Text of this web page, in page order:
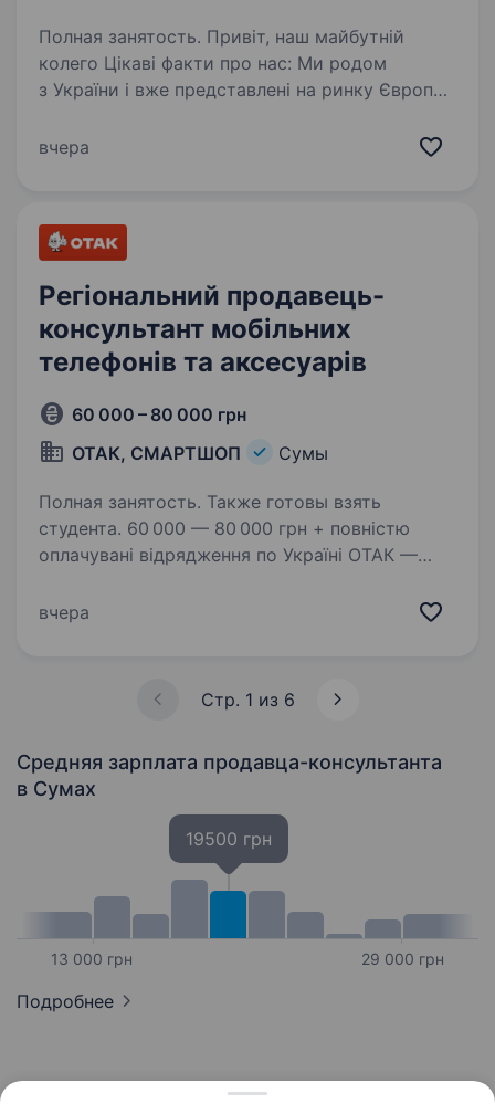
Полная занятость. Привіт, наш майбутній
колего Цікаві факти про нас: Ми родом
з України і вже представлені на ринку Європи,
та Іспанії; Мережа фірмових салонів 600+
вчера
Регіональний продавець-
консультант мобільних
телефонів та аксесуарів
60 000 – 80 000 грн
ОТАК, СМАРТШОП
Сумы
Полная занятость. Также готовы взять
студента. 60 000 — 80 000 грн + повністю
оплачувані відрядження по Україні ОТАК —
заробляти, подорожувати та будувати кар'єру
вчера
Стр. 1 из 6
Средняя зарплата продавца-консультанта
в Сумах
13 000 грн
19500 грн
29 000 грн
Подробнее